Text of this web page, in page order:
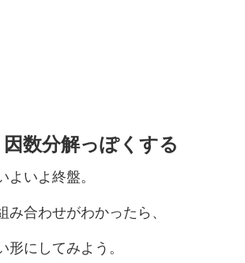
数分解っぽくする
いよ終盤。
み合わせがわかったら、
形にしてみよう。